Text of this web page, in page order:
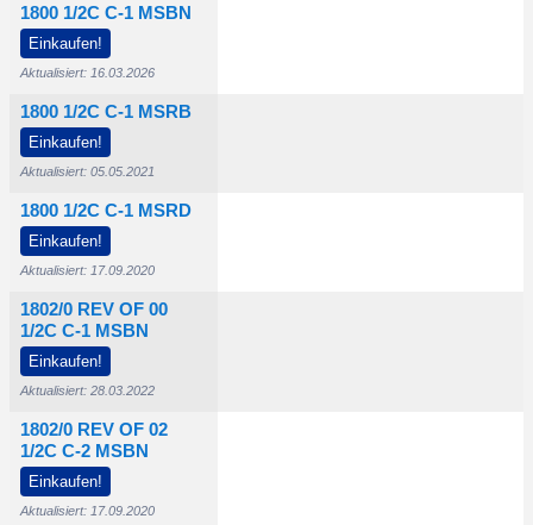
1800 1/2C C-1 MSBN
Einkaufen!
Aktualisiert: 16.03.2026
1800 1/2C C-1 MSRB
Einkaufen!
Aktualisiert: 05.05.2021
1800 1/2C C-1 MSRD
Einkaufen!
Aktualisiert: 17.09.2020
1802/0 REV OF 00
1/2C C-1 MSBN
Einkaufen!
Aktualisiert: 28.03.2022
1802/0 REV OF 02
1/2C C-2 MSBN
Einkaufen!
Aktualisiert: 17.09.2020
$7.000
$27.500